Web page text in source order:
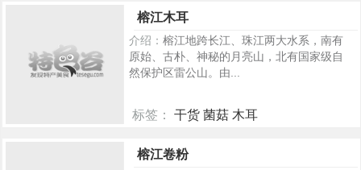
榕江木耳
介绍： 榕江地跨长江、珠江两大水系，南有
原始、古朴、神秘的月亮山，北有国家级自
然保护区雷公山。由...
标签： 干货 菌菇 木耳
榕江卷粉